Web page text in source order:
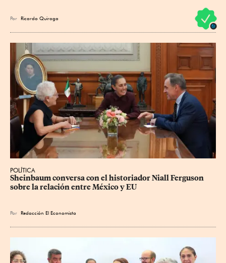
Por Ricardo Quiroga
POLÍTICA
Sheinbaum conversa con el historiador Niall Ferguson
sobre la relación entre México y EU
Por Redacción El Economista